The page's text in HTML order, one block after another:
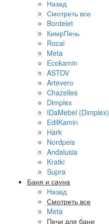
Назад
Смотреть все
Bordelet
КимрПечь
Rocal
Meta
Ecokamin
ASTOV
Artevero
Chazelles
Dimplex
IDaMebel (Dimplex)
EdilKamin
Hark
Nordpeis
Andalusia
Kratki
Supra
Баня и сауна
Назад
Смотреть все
Meta
Печи для бани